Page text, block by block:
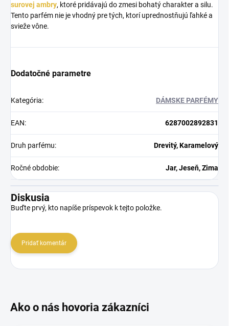
surovej ambry, ktoré pridávajú do zmesi bohatý charakter a silu.
Tento parfém nie je vhodný pre tých, ktorí uprednostňujú ľahké a
svieže vône.
Dodatočné parametre
Kategória: DÁMSKE PARFÉMY
EAN: 6287002892831
Druh parfému: Drevitý, Karamelový
Ročné obdobie: Jar, Jeseň, Zima
Diskusia
Buďte prvý, kto napíše príspevok k tejto položke.
Pridať komentár